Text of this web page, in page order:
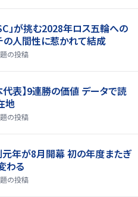
」が挑む2028年ロス五輪への
の人間性に惹かれて結成
の投稿
代表】9連勝の価値 データで読
地
の投稿
元年が8月開幕 初の年度またぎ
わる
の投稿